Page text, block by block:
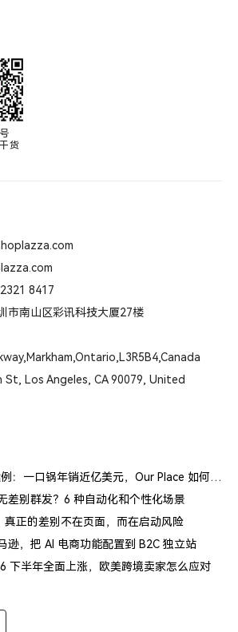
货
8417
市南山区彩讯科技大厦27楼
St, Los Angeles, CA 90079, United
DTC 厨具品牌出海案例：一口锅年销近亿美元，Our Place 如何建立信任体系
差别群发？6 种自动化和个性化场景
真正的差别不在页面，而在启动风险
逊，把 AI 电商功能配置到 B2C 独立站
下半年全面上涨，欧美跨境卖家怎么应对